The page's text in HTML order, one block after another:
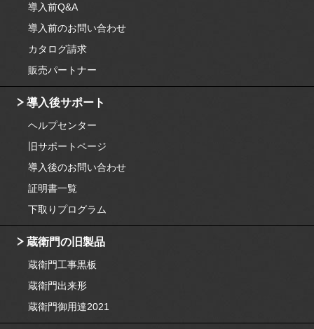
導入前Q&A
導入前のお問い合わせ
カタログ請求
販売パートナー
導入後サポート
ヘルプセンター
旧サポートページ
導入後のお問い合わせ
証明書一覧
下取りプログラム
蔵衛門の旧製品
蔵衛門工事黒板
蔵衛門出来形
蔵衛門御用達2021